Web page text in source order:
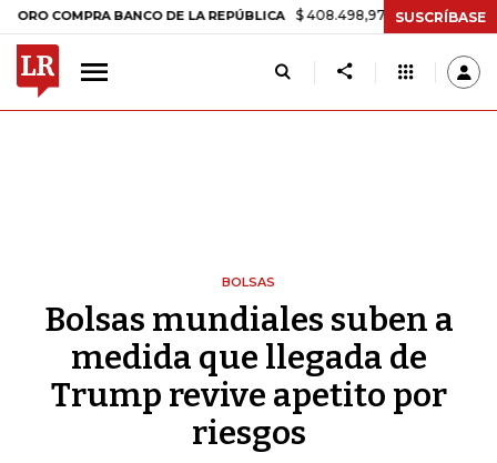
BANCO DE LA REPÚBLICA $ 408.498,97 +$ 8.753,81 +2,19%
SUSCRÍBASE
BOLSAS
Bolsas mundiales suben a
medida que llegada de
Trump revive apetito por
riesgos